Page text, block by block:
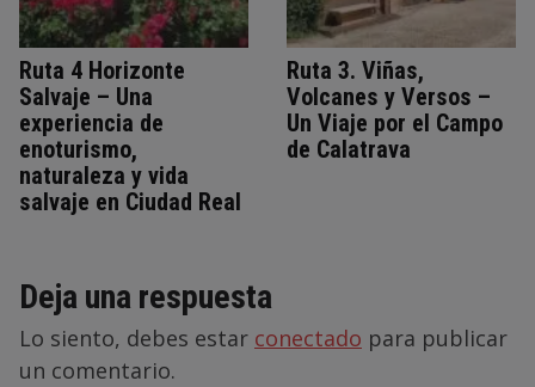
Ruta 4 Horizonte
Salvaje – Una
experiencia de
enoturismo,
naturaleza y vida
salvaje en Ciudad Real
Ruta 3. Viñas,
Volcanes y Versos –
Un Viaje por el Campo
de Calatrava
Deja una respuesta
Lo siento, debes estar conectado para publicar
un comentario.